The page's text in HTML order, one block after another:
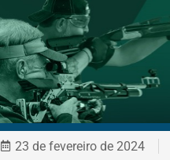
23 de fevereiro de 2024